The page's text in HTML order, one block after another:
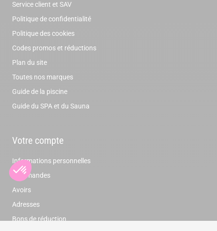
Service client et SAV
Politique de confidentialité
Politique des cookies
Codes promos et réductions
Plan du site
Toutes nos marques
Guide de la piscine
Guide du SPA et du Sauna
Votre compte
Informations personnelles
Commandes
Avoirs
Adresses
Bons de réduction